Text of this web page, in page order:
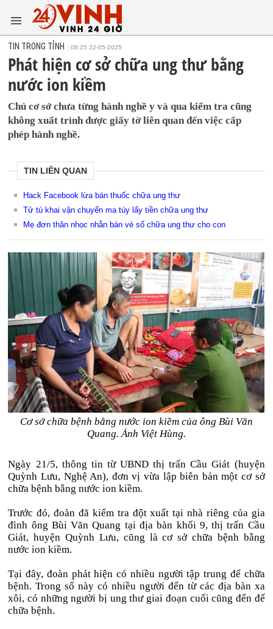
TIN TRONG TỈNH 08:25 22-05-2025
Phát hiện cơ sở chữa ung thư bằng
nước ion kiềm
Chủ cơ sở chưa từng hành nghề y và qua kiểm tra cũng
không xuất trình được giấy tờ liên quan đến việc cấp
phép hành nghề.
TIN LIÊN QUAN
Hack Facebook lừa bán thuốc chữa ung thư
Tử tù khai vận chuyển ma túy lấy tiền chữa ung thư
Mẹ đơn thân nhọc nhằn bán vé số chữa ung thư cho con
Cơ sở chữa bệnh bằng nước ion kiềm của ông Bùi Văn
Quang. Ảnh Việt Hùng.
Ngày 21/5, thông tin từ UBND thị trấn Cầu Giát (huyện
Quỳnh Lưu, Nghệ An), đơn vị vừa lập biên bản một cơ sở
chữa bệnh bằng nước ion kiềm.
Trước đó, đoàn đã kiểm tra đột xuất tại nhà riêng của gia
đình ông Bùi Văn Quang tại địa bàn khối 9, thị trấn Cầu
Giát, huyện Quỳnh Lưu, cũng là cơ sở chữa bệnh bằng
nước ion kiềm.
Tại đây, đoàn phát hiện có nhiều người tập trung để chữa
bệnh. Trong số này có nhiều người đến từ các địa bàn xa
xôi, có những người bị ung thư giai đoạn cuối cũng đến để
chữa bệnh.